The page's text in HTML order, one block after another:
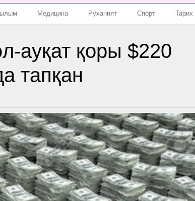
Медицина Руханият Спорт Тарих
ауқат қоры $220
тапқан